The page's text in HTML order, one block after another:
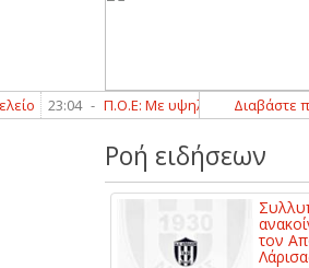
23:04 - Π.Ο.Ε: Με υψηλές φιλοδοξίες και
Διαβάστε
Ροή ειδήσεων
τον